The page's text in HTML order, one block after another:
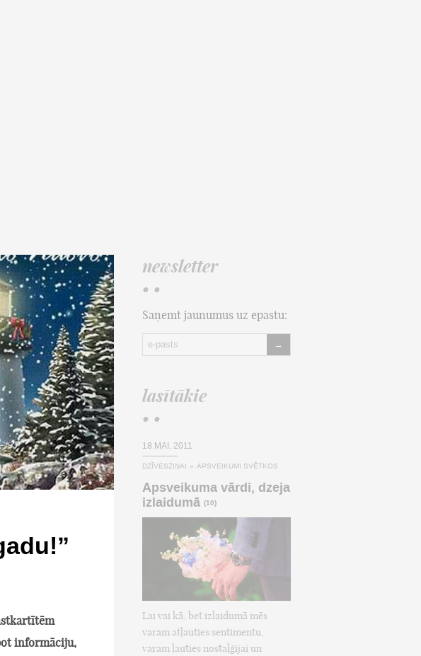
informāciju,
newsletter
• •
Saņemt jaunumus uz epastu:
→
lasītākie
• •
18.MAI, 2011
DZĪVESZIŅAI » APSVEIKUMI SVĒTKOS
Apsveikuma vārdi, dzeja
izlaidumā (10)
Lai vai kā, bet izlaidumā mēs
varam atļauties sentimentu,
varam ļauties nostaļģijai un